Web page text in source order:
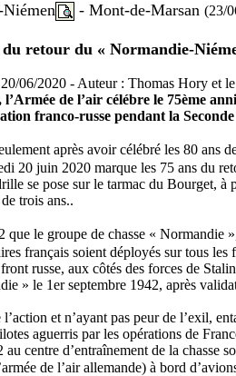
Niémen - Mont-de-Marsan (23/
du retour du « Normandie-
06/2020 - Auteur : Thomas Hory et
l’Armée de l’air célébre le 75ème
franco-russe pendant la
après avoir célébré les 80 ans
20 juin 2020 marque les 75 ans du
se pose sur le tarmac du Bourget,
trois ans..
que le groupe de chasse « Normandie
français soient déployés sur tous
russe, aux côtés des forces de
» le 1er septembre 1942, après
et n’ayant pas peur de l’exil,
aguerris par les opérations de
centre d’entraînement de la
de l’air allemande) à bord